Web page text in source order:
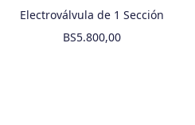
Electroválvula de 1 Sección
BS5.800,00